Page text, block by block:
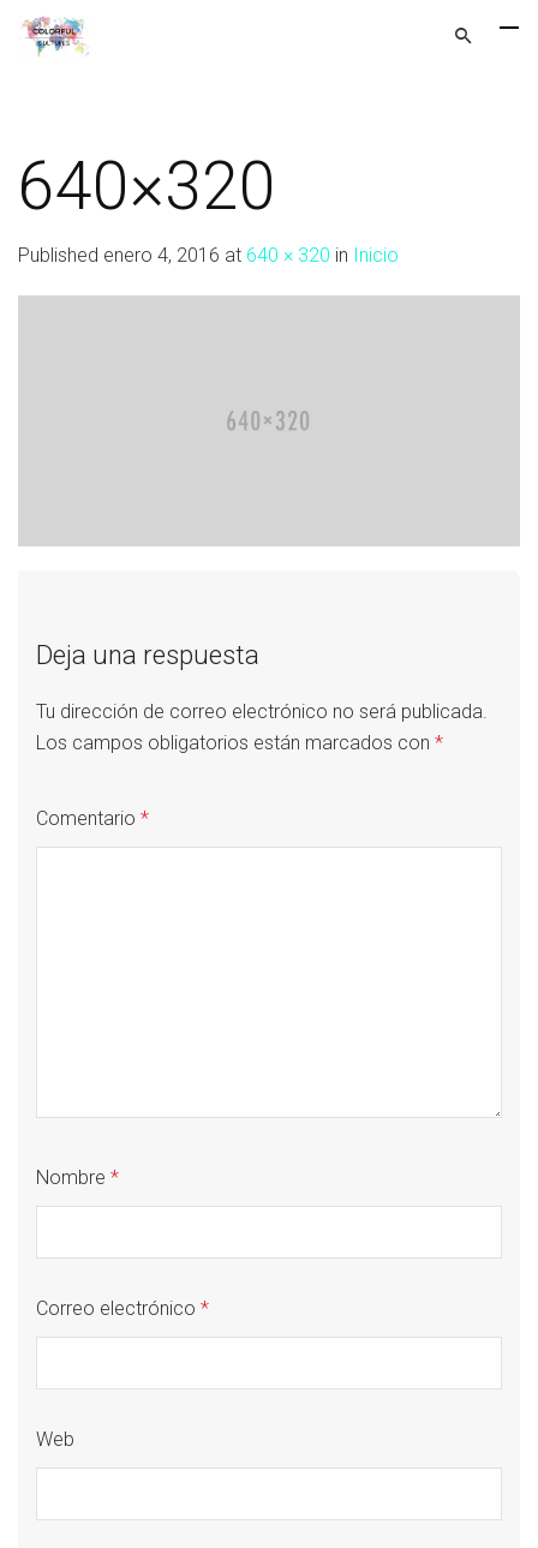
640×320
Published enero 4, 2016 at 640 × 320 in Inicio
Deja una respuesta
Tu dirección de correo electrónico no será publicada.
Los campos obligatorios están marcados con *
Comentario *
Nombre *
Correo electrónico *
Web